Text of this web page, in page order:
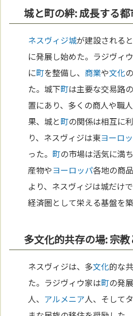
城と町の絆: 成長する
ネスヴィジ城が建設される
に発展し始めた。ラジヴィ
に町を整備し、 商業や文化
た。城下町は主要な交易路
置にあり、多くの商人や職
果、城と町の関係は相互に
り、ネスヴィジは東ヨーロ
った。 町の市場は活気に満
産物やヨーロッパ各地の商
より、ネスヴィジは城だけ
経済圏として栄える基盤を築
多文化的共存の場: 宗
ネスヴィジは、多文化的な
た。ラジヴィウ家は町の発
人、 アルメニア人、そして